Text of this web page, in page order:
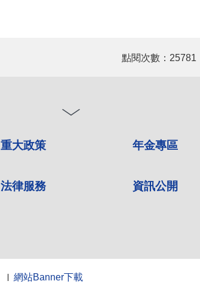
點閱次數：25781
重大政策 年金專區
法律服務 資訊公開
網站Banner下載